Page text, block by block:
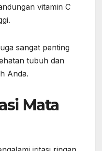
vitamin C
sangat penting
tubuh dan
Anda.
Mata